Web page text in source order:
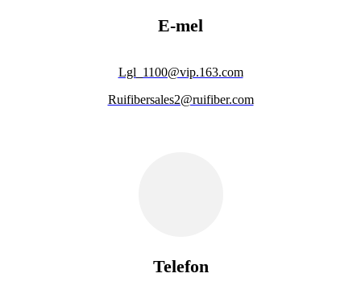
E-mel
Lgl_1100@vip.163.com
Ruifibersales2@ruifiber.com
Telefon